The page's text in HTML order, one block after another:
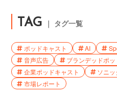
TAG ｜ タグ一覧
ポッドキャスト AI
音声広告
ブランデッドポッ
企業ポッドキャスト
ソニ
市場レポート